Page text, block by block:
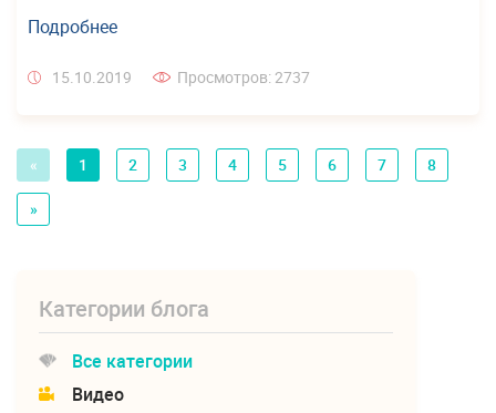
Подробнее
15.10.2019 Просмотров: 2737
« 1 2 3 4 5 6 7 8
»
Категории блога
Все категории
Видео